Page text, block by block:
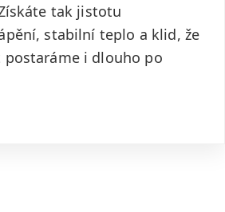
tak jistotu
stabilní teplo a klid, že
postaráme i dlouho po